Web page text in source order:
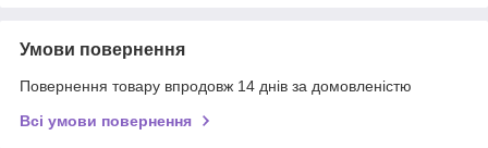
Умови повернення
Повернення товару впродовж 14 днів за домовленістю
Всі умови повернення